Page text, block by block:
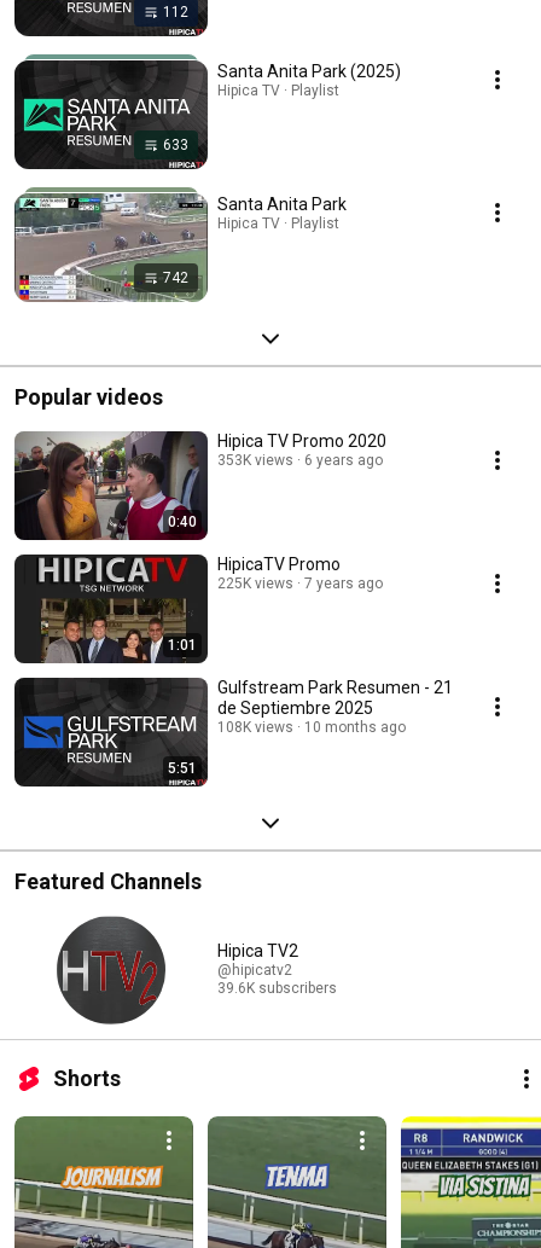
112
633
Santa Anita Park (2025)
Hipica TV · Playlist
742
Santa Anita Park
Hipica TV · Playlist
Popular videos
0:40
Hipica TV Promo 2020
353K views 6 years ago
1:01
HipicaTV Promo
225K views 7 years ago
5:51
Gulfstream Park Resumen - 21
de Septiembre 2025
108K views 10 months ago
Featured Channels
Hipica TV2
@hipicatv2
39.6K subscribers
Shorts